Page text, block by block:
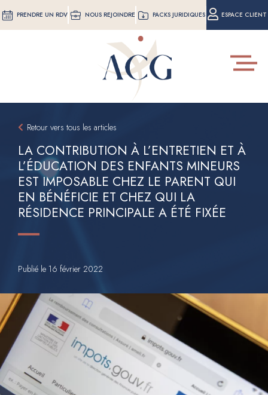
Aller
au
PRENDRE UN RDV NOUS REJOINDRE PACKS JURIDIQUES ESPACE CLIENT
Toggle
Retour vers tous les articles
LA CONTRIBUTION À L’ENTRETIEN ET À
L’ÉDUCATION DES ENFANTS MINEURS
EST IMPOSABLE CHEZ LE PARENT QUI
EN BÉNÉFICIE ET CHEZ QUI LA
RÉSIDENCE PRINCIPALE A ÉTÉ FIXÉE
Publié le 16 février 2022